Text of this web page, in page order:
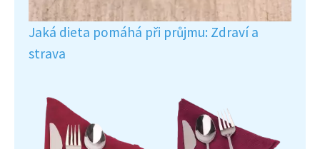
Jaká dieta pomáhá při průjmu: Zdraví a
strava